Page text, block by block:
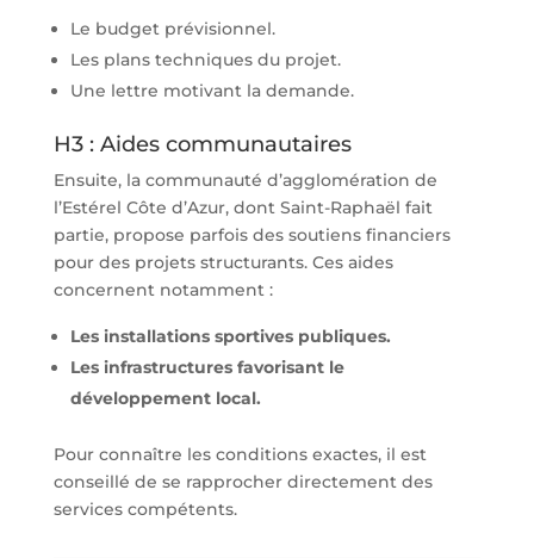
Le budget prévisionnel.
Les plans techniques du projet.
Une lettre motivant la demande.
H3 : Aides communautaires
Ensuite, la communauté d’agglomération de
l’Estérel Côte d’Azur, dont Saint-Raphaël fait
partie, propose parfois des soutiens financiers
pour des projets structurants. Ces aides
concernent notamment :
Les installations sportives publiques.
Les infrastructures favorisant le
développement local.
Pour connaître les conditions exactes, il est
conseillé de se rapprocher directement des
services compétents.